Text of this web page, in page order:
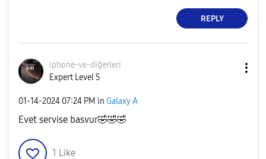
REPLY
iphone-ve-diğerleri
Expert Level 5
‎01-14-2024 07:24 PM in Galaxy A
Evet servise basvur🤣🤣🤣
1 Like